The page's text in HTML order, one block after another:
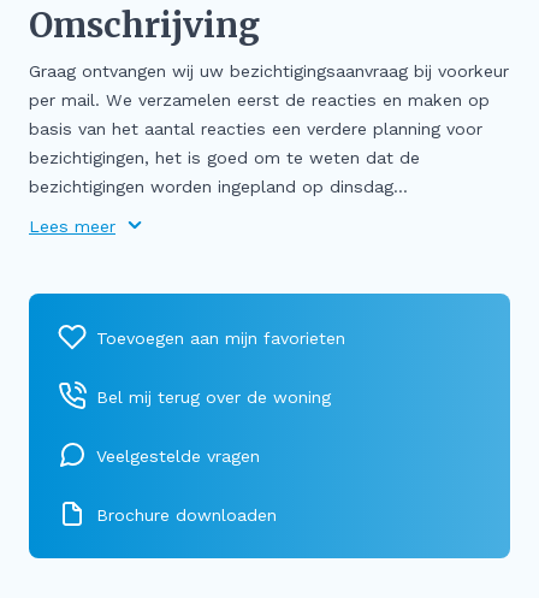
Omschrijving
Graag ontvangen wij uw bezichtigingsaanvraag bij voorkeur
per mail. We verzamelen eerst de reacties en maken op
basis van het aantal reacties een verdere planning voor
bezichtigingen, het is goed om te weten dat de
bezichtigingen worden ingepland op dinsdag...
Lees meer
Bel mij terug over de woning
Veelgestelde vragen
Brochure downloaden